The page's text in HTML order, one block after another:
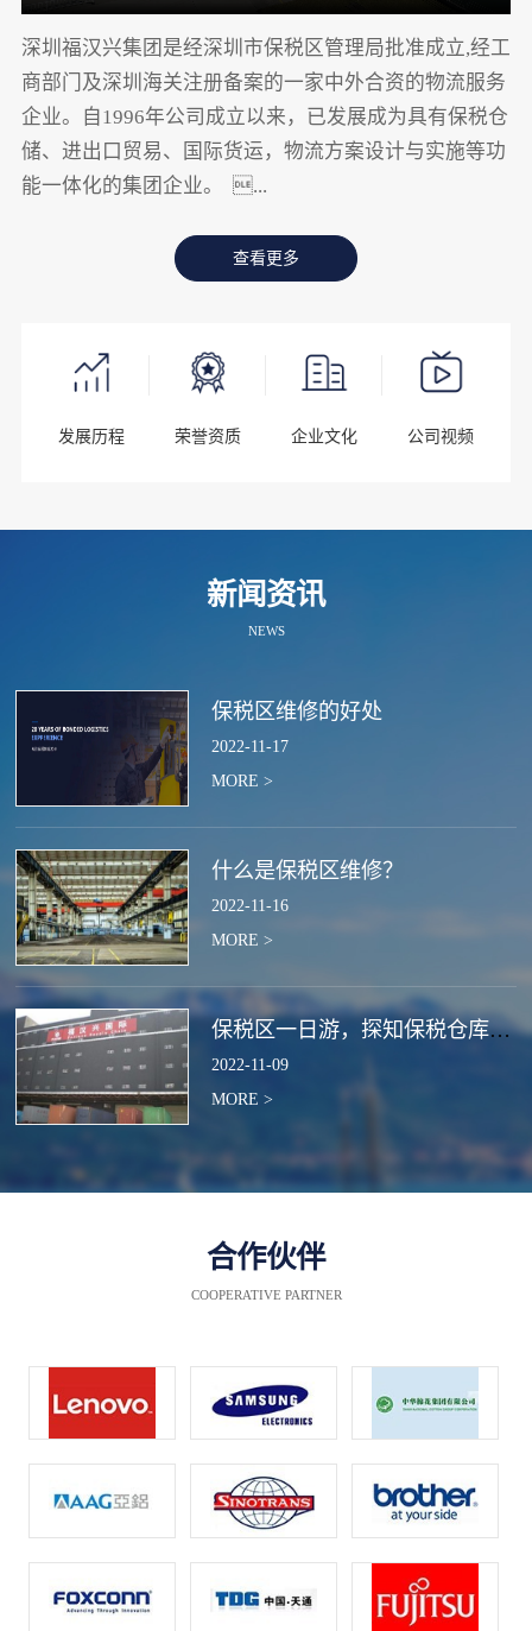
深圳福汉兴集团是经深圳市保税区管理局批准成立,经工
商部门及深圳海关注册备案的一家中外合资的物流服务
企业。自1996年公司成立以来，已发展成为具有保税仓
储、进出口贸易、国际货运，物流方案设计与实施等功
能一体化的集团企业。 ...
查看更多
发展历程 荣誉资质 企业文化 公司视频
新闻资讯
NEWS
保税区维修的好处
2022-11-17
MORE >
什么是保税区维修？
2022-11-16
MORE >
保税区一日游，探知保税仓库的作用
2022-11-09
MORE >
合作伙伴
COOPERATIVE PARTNER